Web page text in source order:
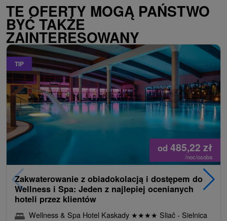
TE OFERTY MOGĄ PAŃSTWO
BYĆ TAKŻE
ZAINTERESOWANY
TIP
od 485,22 zł
/noc/osoba
Zakwaterowanie z obiadokolacją i dostępem do
Wellness i Spa: Jeden z najlepiej ocenianych
hoteli przez klientów
Wellness & Spa Hotel Kaskady ★★★★ Sliač - Sielnica